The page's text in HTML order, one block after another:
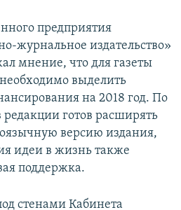
предприятия
журнальное издательство»
мнение, что для газеты
выделить
на 2018 год. По
редакции готов расширять
версию издания,
идеи в жизнь также
поддержка.
стенами Кабинета